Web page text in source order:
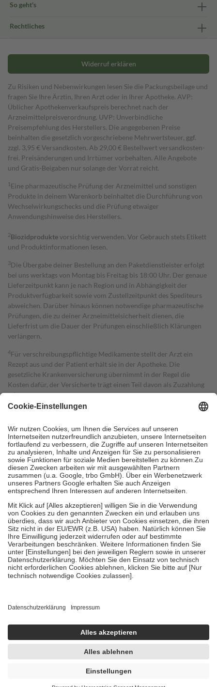
So geht's
Rechtliches
Widerruf erklären
Zu Risiken und Nebenwirkungen lesen Sie die Packungsbeilage und
fragen Sie Ihre Ärztin, Ihren Arzt oder in Ihrer Apotheke. AVP:
Üblicher Apothekenverkaufspreis berechnet nach der
Arzneimittelpreisverordnung. UVP: Unverbindliche
Preisempfehlung des Herstellers. Die angegebenen Preise
beinhalten die gesetzlich vorgeschriebene Mehrwertsteuer, ggf.
zzgl. 3,95 € Versandkosten. Ab 29,00 € Bestell­wert versand­kosten­
frei. Preisänderungen und Irrtümer vorbehalten. Alle Angebote
und Gratis-Beigaben nur solange der Vorrat reicht.
1 Eine pharmazeutische Prüfung der Arzneimittel und sonstigen
Produkte in deinem Warenkorb beinhaltet die Durchführung von
Wechselwirkungschecks und die Prüfung etwaiger
Anwendungshinweise des Herstellers.
2Biozidproduktevorsichtig verwenden. Vor Gebrauch stets Etikett
und Produktinformationen lesen.
3Die Übergabe deiner Bestellung an den Paketdienstleister erfolgt
bei uns werktags von Montag bis Freitag bis 18:00 Uhr. Der genaue
Lieferzeitpunkt kann je nach Region und in Abhängigkeit der
Produktverfügbarkeit sowie vom Zustellzeitpunkt des Spediteurs
abweichen. Darüber hinaus können notwendige pharmazeutische
Prüfungen, die zu deiner Arzneimittelsicherheit dienen, die
Lieferfrist um die Dauer der Prüfungen einschließlich Klärungen
verlängern.
4Für verschreibungspflichtige Medikamente stellt der Arzt ein
Rezept aus und der Patient erhält sie in der Apotheke. Die
gesetzliche Krankenversicherung übernimmt in der Regel die
Kosten dafür, der Versicherte trägt einen Teil davon als Zuzahlung
mit.
Grundsätzlich leisten Mitglieder Zuzahlungen in Höhe von zehn
höchstens zehn Euro.
Es sind jedoch nie mehr als die tatsächlichen
Kosten der Leistung zu entrichten.
Diese Regeln gelten grundsätzlich auch für Online-Apotheken.
Bei Heilmitteln und häuslicher Krankenpflege beträgt die
Zuzahlung zehn Prozent der Kosten sowie zehn Euro je
Verordnung.
Um das Engagement der Versicherten für ihre eigene Gesundheit zu
stärken und die besondere Stellung der Familie zu unterstützen,
fallenkeine Zuzahlungenan bei:
• Kindern und Jugendlichen bis zum vollendeten 18. Lebensjahr
mit Ausnahme der Fahrkosten
• Untersuchungen zur Vorsorge und Früherkennung, die von der
GKV getragen werden
• empfohlenen Schutzimpfungen
• Harn- und Blutteststreifen
getroffen, um sicherzustellen, dass es sich um echte Bewertungen
https://help.etrusted.com/hc/de/articles/4419944605341
Einige Bilder und Inhalte wurden unter Zuhilfenahme künstlicher